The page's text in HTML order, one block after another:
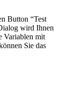
Button “Test
wird Ihnen
Variablen mit
Sie das